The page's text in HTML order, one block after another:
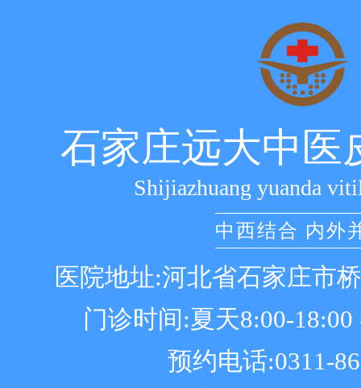
石家庄远大中医
Shijiazhuang yuanda
中西结合 内外
医院地址:河北省石家庄市
门诊时间:夏天8:00-18:00
预约电话:0311-